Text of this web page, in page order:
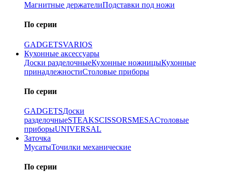
Магнитные держателиПодставки под ножи
По серии
GADGETSVARIOS
Кухонные аксессуары
Доски разделочныеКухонные ножницыКухонные
принадлежностиСтоловые приборы
По серии
GADGETSДоски
разделочныеSTEAKSCISSORSMESAСтоловые
приборыUNIVERSAL
Заточка
МусатыТочилки механические
По серии